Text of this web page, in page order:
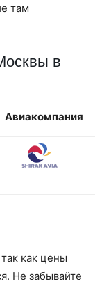
там
в
Авиакомпания
как цены
Не забывайте